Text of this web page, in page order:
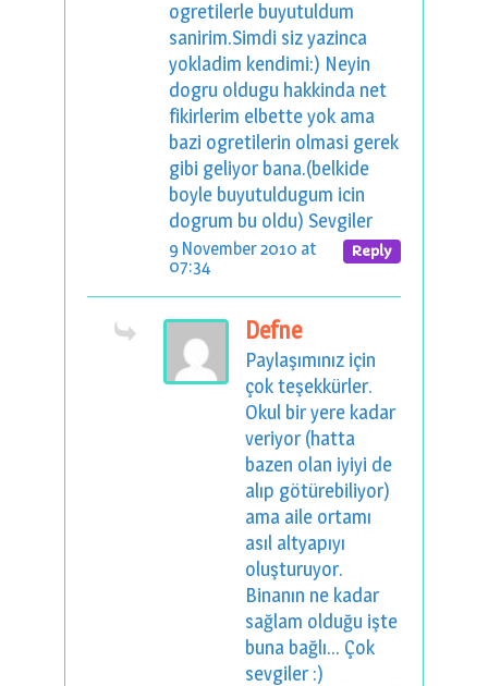
ogretilerle buyutuldum
sanirim.Simdi siz yazinca
yokladim kendimi:) Neyin
dogru oldugu hakkinda net
fikirlerim elbette yok ama
bazi ogretilerin olmasi gerek
gibi geliyor bana.(belkide
boyle buyutuldugum icin
dogrum bu oldu) Sevgiler
Reply
9 November 2010 at
07:34
Defne
Paylaşımınız için
çok teşekkürler.
Okul bir yere kadar
veriyor (hatta
bazen olan iyiyi de
alıp götürebiliyor)
ama aile ortamı
asıl altyapıyı
oluşturuyor.
Binanın ne kadar
sağlam olduğu işte
buna bağlı... Çok
sevgiler :)